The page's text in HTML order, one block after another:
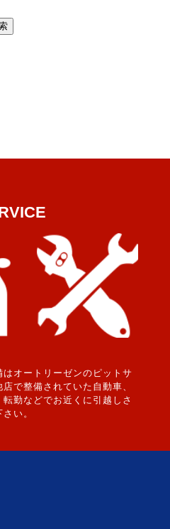
オートリーゼンのピットサ
で整備されていた自動車、
勤などでお近くに引越しさ
い。